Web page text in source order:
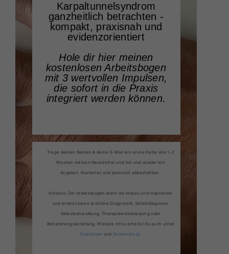
Karpaltunnelsyndrom
ganzheitlich betrachten -
kompakt, praxisnah und
evidenzorientiert
Hole dir hier meinen
kostenlosen Arbeitsbogen
mit 3 wertvollen Impulsen,
die sofort in die Praxis
integriert werden können.
Trage deinen Namen & deine E-Mail ein und erhalte alle 1-2
Wochen meinen Newsletter und hin und wieder ein
Angebot. Kostenlos und jederzeit abbestellbar.
Hinweis: Der Arbeitsbogen dient als Impuls und Inspiration
und ersetzt keine ärztliche Diagnostik, Selbstdiagnose,
Selbstbehandlung, Therapieentscheidung oder
Behandlungsanleitung. Weitere Infos erhältst du auch unter
Disclaimer und Datenschutz.